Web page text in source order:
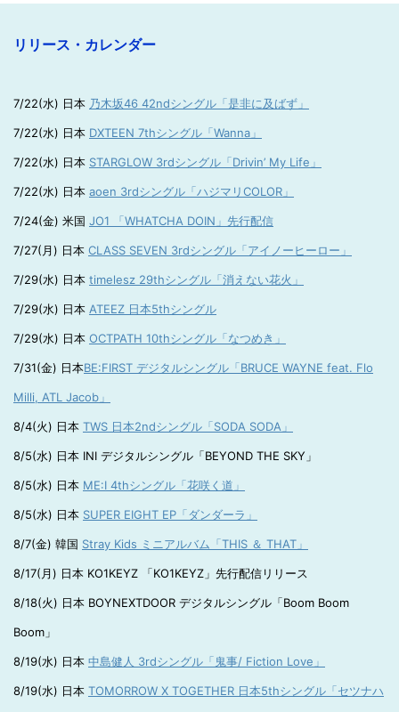
リリース・カレンダー
7/22(水) 日本 乃木坂46 42ndシングル「是非に及ばず」
7/22(水) 日本 DXTEEN 7thシングル「Wanna」
7/22(水) 日本 STARGLOW 3rdシングル「Drivin’ My Life」
7/22(水) 日本 aoen 3rdシングル「ハジマリCOLOR」
7/24(金) 米国 JO1 「WHATCHA DOIN」先行配信
7/27(月) 日本 CLASS SEVEN 3rdシングル「アイノーヒーロー」
7/29(水) 日本 timelesz 29thシングル「消えない花火」
7/29(水) 日本 ATEEZ 日本5thシングル
7/29(水) 日本 OCTPATH 10thシングル「なつめき」
7/31(金) 日本BE:FIRST デジタルシングル「BRUCE WAYNE feat. Flo
Milli, ATL Jacob」
8/4(火) 日本 TWS 日本2ndシングル「SODA SODA」
8/5(水) 日本 INI デジタルシングル「BEYOND THE SKY」
8/5(水) 日本 ME:I 4thシングル「花咲く道」
8/5(水) 日本 SUPER EIGHT EP「ダンダーラ」
8/7(金) 韓国 Stray Kids ミニアルバム「THIS ＆ THAT」
8/17(月) 日本 KO1KEYZ 「KO1KEYZ」先行配信リリース
8/18(火) 日本 BOYNEXTDOOR デジタルシングル「Boom Boom
Boom」
8/19(水) 日本 中島健人 3rdシングル「鬼事/ Fiction Love」
8/19(水) 日本 TOMORROW X TOGETHER 日本5thシングル「セツナハ